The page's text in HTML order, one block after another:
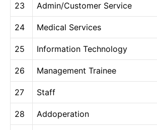
23 Admin/Customer Service
24 Medical Services
25 Information Technology
26 Management Trainee
27 Staff
28 Addoperation